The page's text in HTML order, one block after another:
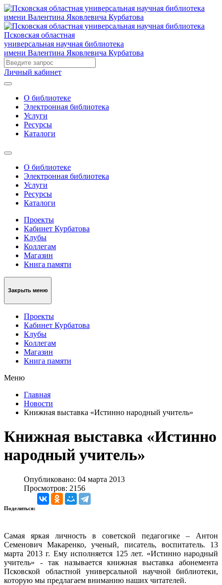
Псковская областная
универсальная научная библиотека
имени Валентина Яковлевича Курбатова
Личный кабинет
О библиотеке
Электронная библиотека
Услуги
Ресурсы
Каталоги
О библиотеке
Электронная библиотека
Услуги
Ресурсы
Каталоги
Проекты
Кабинет Курбатова
Клубы
Коллегам
Магазин
Книга памяти
Закрыть меню
Проекты
Кабинет Курбатова
Клубы
Коллегам
Магазин
Книга памяти
Меню
Главная
Новости
Книжная выставка «Истинно народный учитель»
Книжная выставка «Истинно
народный учитель»
Опубликовано: 04 марта 2013
Просмотров: 2156
Поделиться:
Самая яркая личность в советской педагогике – Антон
Семенович Макаренко, ученый, писатель, воспитатель. 13
марта 2013 г. Ему исполняется 125 лет. «Истинно народный
учитель» - так называется книжная выставка абонемента
Псковской областной универсальной научной библиотеки,
которую мы предлагаем вниманию наших читателей.